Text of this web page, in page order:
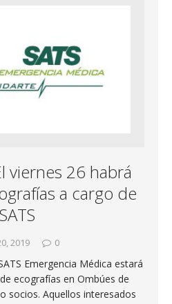
viernes 26 habrá
a cargo de
SATS
2019 0
Emergencia Médica estará
ecografías en Ombúes de
socios. Aquellos interesados